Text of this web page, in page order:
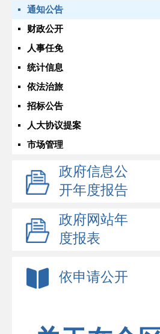
通知公告
财政公开
人事任免
统计信息
依法治旅
招标公告
人大协议提案
市场管理
政府信息公
开年度报告
政府网站年
度报表
依申请公开